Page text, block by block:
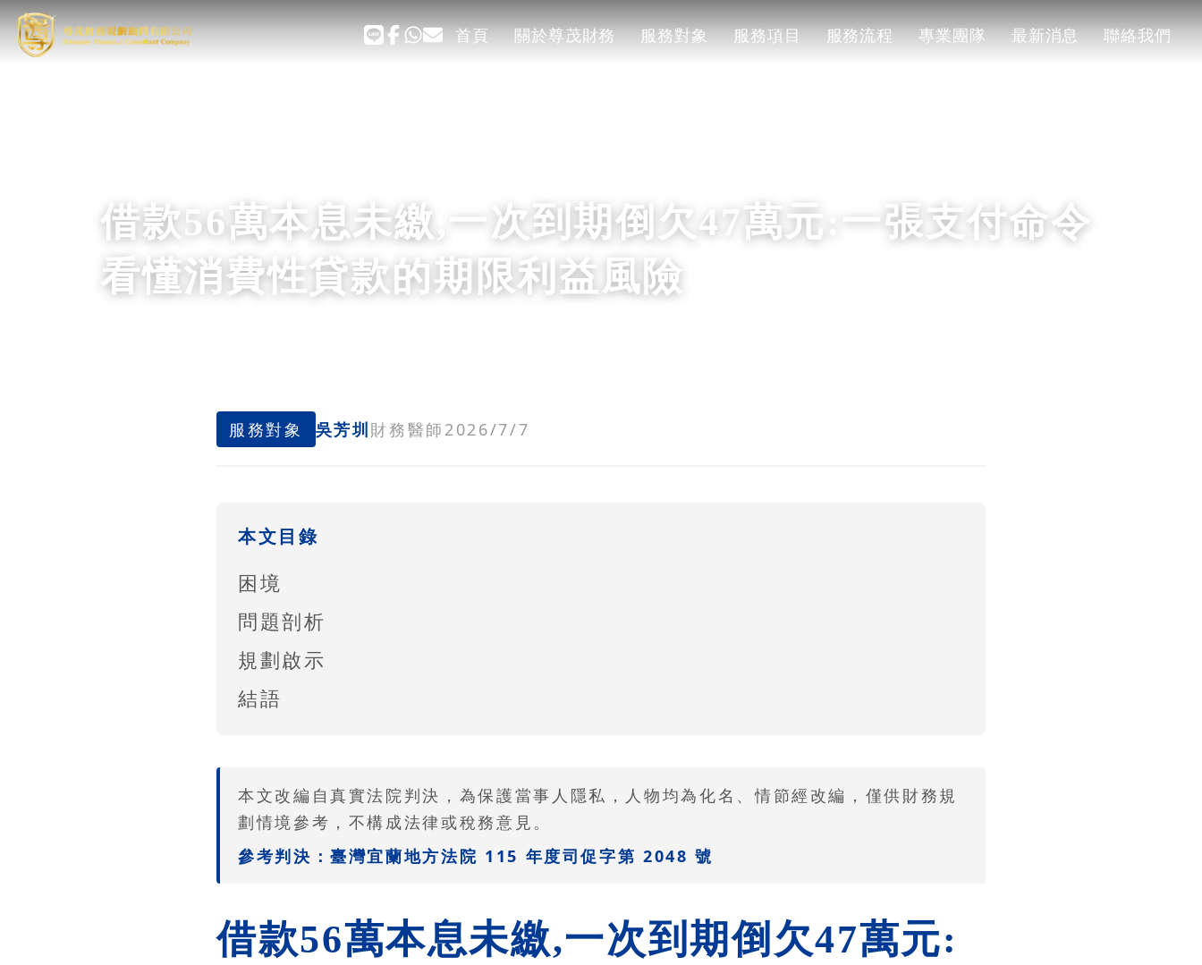
首頁
關於尊茂財務
服務對象
服務項目
服務流程
專業團隊
最新消息
聯絡我們
借款56萬本息未繳,一次到期倒欠47萬元:一張支付命令
看懂消費性貸款的期限利益風險
服務對象 吳芳圳財務醫師 2026/7/7
本文目錄
困境
問題剖析
規劃啟示
結語
本文改編自真實法院判決，為保護當事人隱私，人物均為化名、情節經改編，僅供財務規
劃情境參考，不構成法律或稅務意見。
參考判決：臺灣宜蘭地方法院 115 年度司促字第 2048 號
借款56萬本息未繳,一次到期倒欠47萬元: